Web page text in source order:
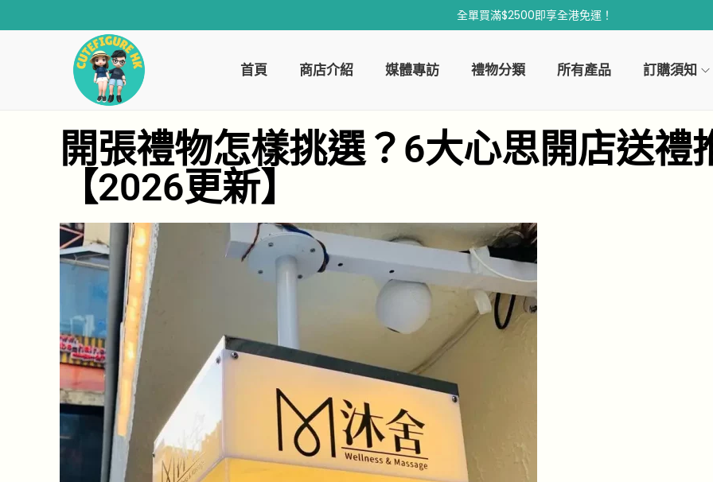
全單買滿$2500即享全港免運！
首頁 商店介紹 媒體專訪 禮物分類 所有產品 訂購須知
開張禮物怎樣挑選？6大心思開店送禮
【2026更新】